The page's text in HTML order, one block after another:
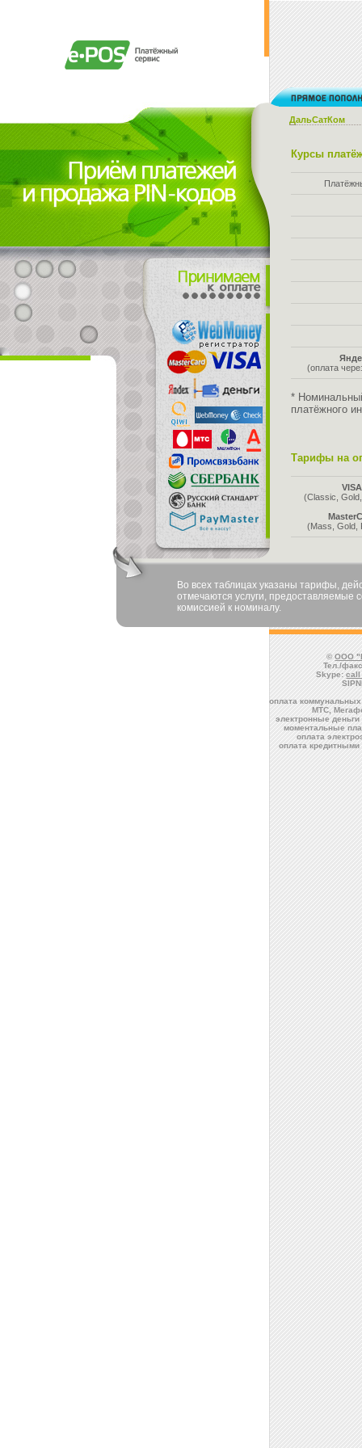
ДальСатКом
Курсы
(оплата
*
платёжного
Тарифы на
VISA
(Classic,
(Mass, Gold,
Во всех таблицах указаны тарифы,
отмечаются услуги, предоставляемые
комиссией к номиналу.
©ООО
Тел./
Skype:
оплата
МТС,
электронные
моментальные
оплата
оплата